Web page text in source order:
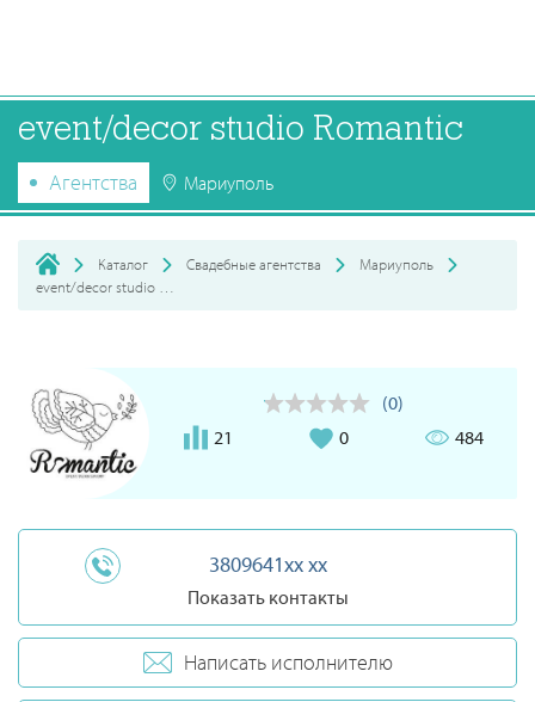
event/decor studio Romantic
Агентства Мариуполь
Каталог Свадебные агентства
Мариуполь
(0)
21
0 484
3809641xx xx
Показать контакты
Написать исполнителю